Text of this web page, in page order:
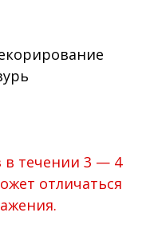
в течении 3 — 4
отличаться